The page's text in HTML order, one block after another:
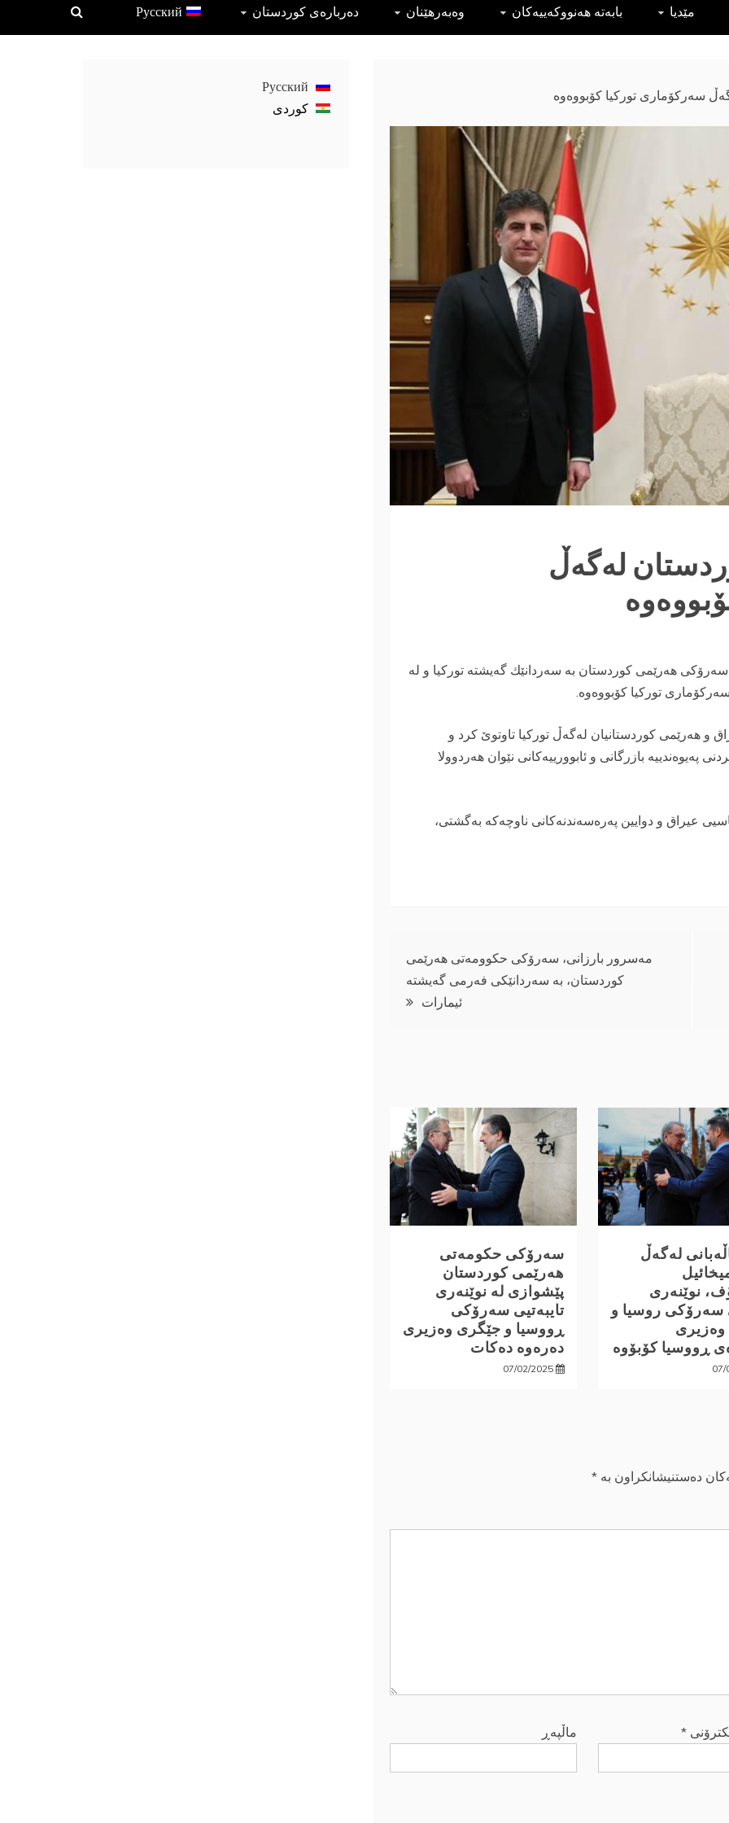
مێدیا بابەتە هەنووکەییەکان وەبەرهێنان دەربارەی کوردستان Русский
سه‌ركۆمارى توركيا كۆبووه‌وه‌
له‌گه‌ڵ
بارزانى، سه‌رۆكى هه‌رێمى كوردستان به‌ سه‌ردانێك گه‌يشته‌ توركيا و له‌
توركيا كۆبووه‌وه‌.
و هه‌رێمى كوردستانيان له‌گه‌ڵ توركيا تاوتوێ كرد و
په‌يوه‌ندييه‌ بازرگانى و ئابوورييه‌كانى نێوان هه‌ردوولا
عيراق و دوايين په‌ره‌سه‌ندنه‌كانى ناوچه‌كه‌ به‌گشتى،
مەسرور بارزانی، سەرۆکی حکوومەتی هەرێمی
کوردستان، بە سەردانێکی فەرمی گەیشتە
ئیمارات
لەگەڵ
نوێنەری
سەرۆکی روسیا و
ڕووسیا کۆبۆوە
07/
سەرۆکی حکومەتی
هەرێمی کوردستان
پێشوازی لە نوێنەری
تایبەتیی سەرۆکی
ڕووسیا و جێگری وەزیری
دەرەوە دەکات
07/02/2025
دەستنیشانکراون بە *
* ماڵپه‌ڕ
Русский
كوردی‎